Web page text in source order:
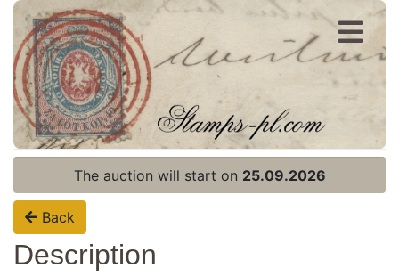
Register
Login
The auction will start on 25.09.2026
Back
Description